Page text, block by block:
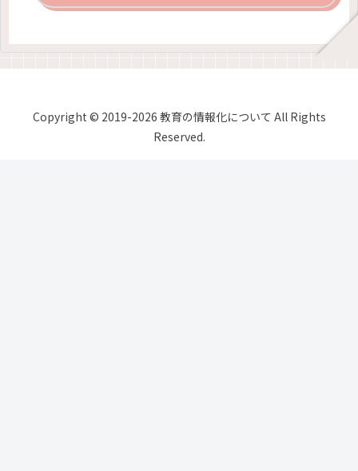
Copyright © 2019-2026 教育の情報化について All Rights
Reserved.